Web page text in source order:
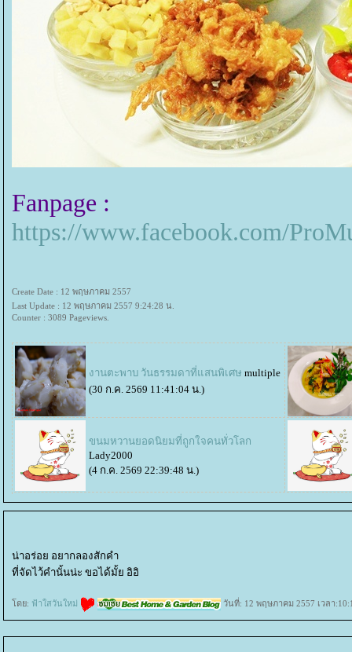
Fanpage :
https://www.facebook.com/
Create Date : 12 พฤษภาคม 2557
Last Update : 12 พฤษภาคม 2557 9:24:28 น.
Counter : 3089 Pageviews.
งานตะพาบ วันธรรมดาที่แสนพิเศษ multiple
(30 ก.ค. 2569 11:41:04 น.)
ขนมหวานยอดนิยมที่ถูกใจคนทั่วโลก
Lady2000
(4 ก.ค. 2569 22:39:48 น.)
น่าอร่อย อยากลองสักคำ
ที่จัดไว้คำนั้นน่ะ ขอได้มั้ย อิอิ
ดย: ฟ้าใสวันใหม่ วันที่: 12 พฤษภาคม 2557 เวลา